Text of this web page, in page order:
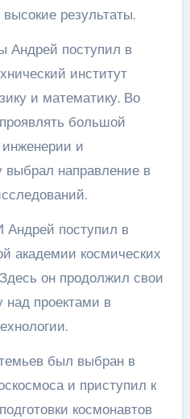
результаты.
Андрей поступил в
институт
и математику. Во
большой
инженерии и
выбрал направление в
поступил в
академии космических
он продолжил свои
над проектами в
был выбран в
и приступил к
космонавтов